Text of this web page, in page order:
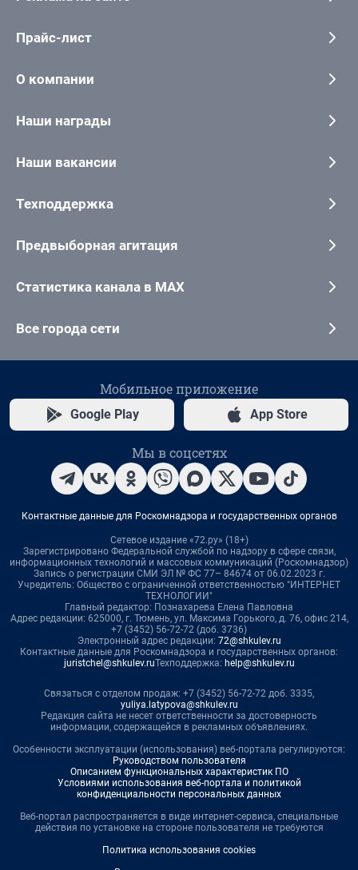
Прайс-лист
О компании
Наши награды
Наши вакансии
Техподдержка
Предвыборная агитация
Статистика канала в MAX
Все города сети
Мобильное приложение
Google Play App Store
Мы в соцсетях
Контактные данные для Роскомнадзора и государственных органов
Сетевое издание «72.ру» (18+)
Зарегистрировано Федеральной службой по надзору в сфере связи,
информационных технологий и массовых коммуникаций (Роскомнадзор)
Запись о регистрации СМИ ЭЛ № ФС 77– 84674 от 06.02.2023 г.
Учредитель: Общество с ограниченной ответственностью "ИНТЕРНЕТ
ТЕХНОЛОГИИ"
Главный редактор: Познахарева Елена Павловна
Адрес редакции: 625000, г. Тюмень, ул. Максима Горького, д. 76, офис 214,
+7 (3452) 56-72-72 (доб. 3736)
Электронный адрес редакции: 72@shkulev.ru
Контактные данные для Роскомнадзора и государственных органов:
juristchel@shkulev.ruТехподдержка: help@shkulev.ru
Связаться с отделом продаж: +7 (3452) 56-72-72 доб. 3335,
yuliya.latypova@shkulev.ru
Редакция сайта не несет ответственности за достоверность
информации, содержащейся в рекламных объявлениях.
Особенности эксплуатации (использования) веб-портала регулируются:
Руководством пользователя
Описанием функциональных характеристик ПО
Условиями использования веб-портала и политикой
конфиденциальности персональных данных
Веб-портал распространяется в виде интернет-сервиса, специальные
действия по установке на стороне пользователя не требуются
Политика использования cookies